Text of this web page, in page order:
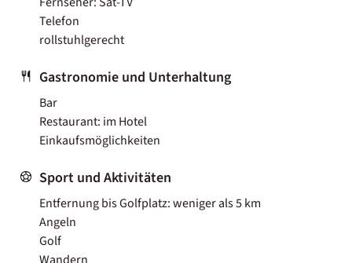
Telefon
rollstuhlgerecht
Gastronomie und Unterhaltung
Bar
Restaurant: im Hotel
Einkaufsmöglichkeiten
Sport und Aktivitäten
Entfernung bis Golfplatz: weniger als 5 km
Angeln
Golf